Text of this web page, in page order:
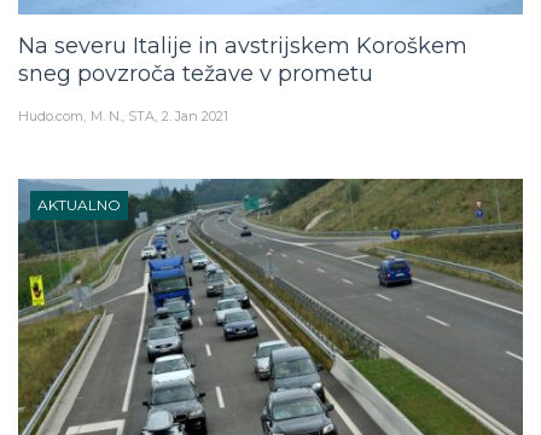
Na severu Italije in avstrijskem Koroškem
sneg povzroča težave v prometu
Hudo.com M. N., STA 2. Jan 2021
AKTUALNO